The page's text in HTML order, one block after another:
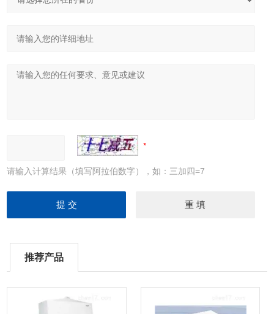
请输入计算结果（填写阿拉伯数字），如：三加四=7
推荐产品